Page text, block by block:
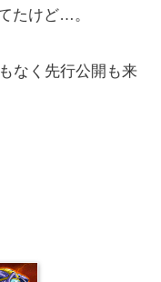
たけど…。
なく先行公開も来